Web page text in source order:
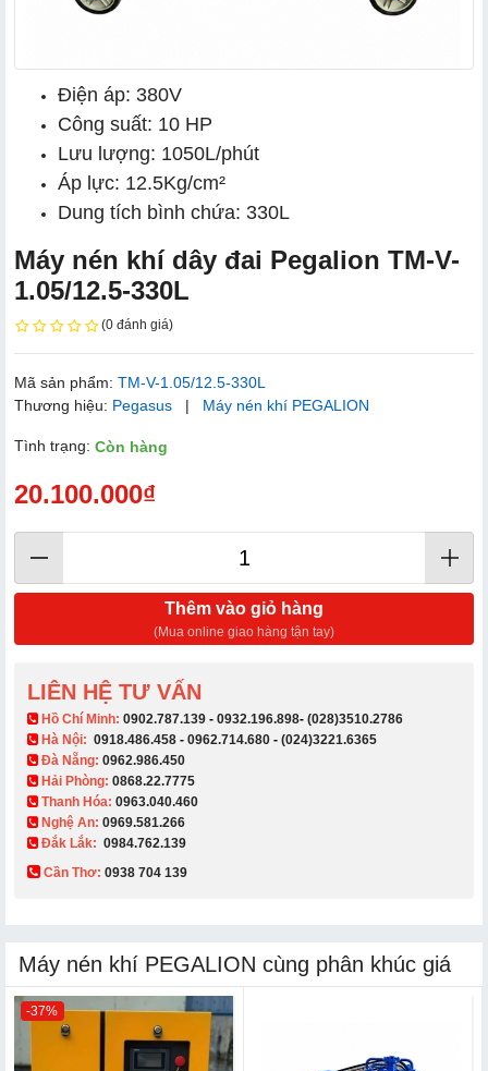
Điện áp: 380V
Công suất: 10 HP
Lưu lượng: 1050L/phút
Áp lực: 12.5Kg/cm²
Dung tích bình chứa: 330L
Máy nén khí dây đai Pegalion TM-V-
1.05/12.5-330L
(0 đánh giá)
Mã sản phẩm: TM-V-1.05/12.5-330L
Thương hiệu: Pegasus | Máy nén khí PEGALION
Tình trạng: Còn hàng
20.100.000₫
Thêm vào giỏ hàng
(Mua online giao hàng tận tay)
LIÊN HỆ TƯ VẤN
​ Hồ Chí Minh: 0902.787.139 - 0932.196.898- (028)3510.2786
Hà Nội: 0918.486.458 - 0962.714.680 - (024)3221.6365
Đà Nẵng: 0962.986.450
Hải Phòng: 0868.22.7775
Thanh Hóa: 0963.040.460
Nghệ An: 0969.581.266
Đắk Lắk: 0984.762.139
Cần Thơ: 0938 704 139​
Máy nén khí PEGALION cùng phân khúc giá
-37%